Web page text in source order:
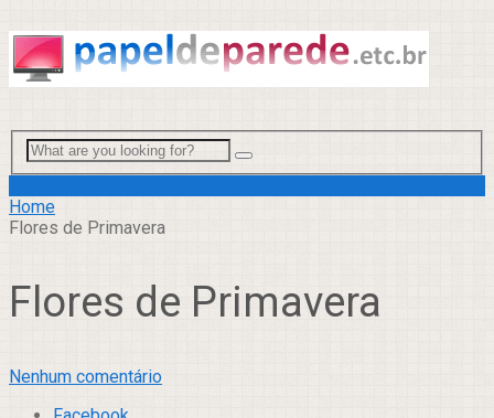
Home
Flores de Primavera
Flores de Primavera
Nenhum comentário